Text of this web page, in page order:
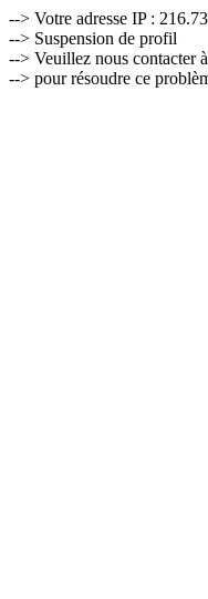
--> Votre adresse IP :
--> Suspension de profil
--> Veuillez nous contacter
--> pour résoudre ce